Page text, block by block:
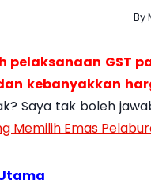
By
GST
kebanyakkan
Saya tak boleh
Memilih Emas